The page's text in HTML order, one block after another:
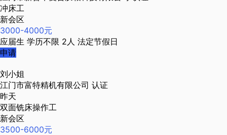
冲床工
新会区
3000-4000元
应届生 学历不限 2人 法定节假日
申请
刘小姐
江门市富特精机有限公司 认证
昨天
双面铣床操作工
新会区
3500-6000元